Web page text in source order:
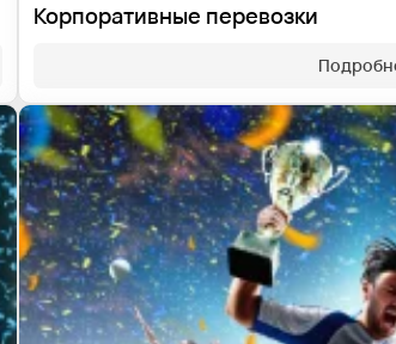
Корпоративные перевозки